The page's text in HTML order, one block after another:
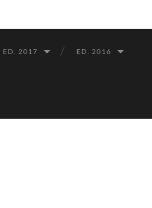
ED. 2017 ED. 2016